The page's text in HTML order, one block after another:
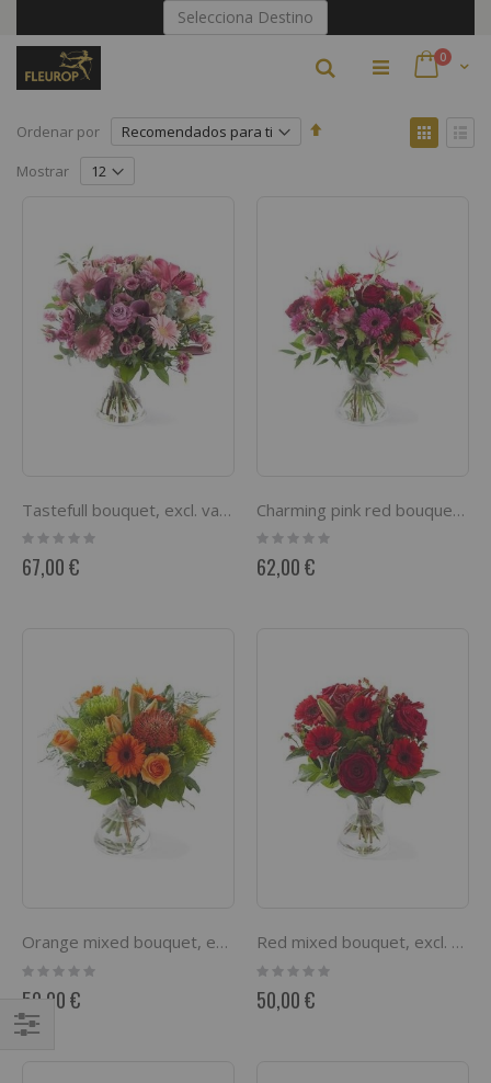
contenido
Selecciona Destino
Cart
0
Buscar
Ordenar por
Fijar
Mostrar
Tastefull bouquet, excl. vase
Rating:
0%
67,00 €
Charming pink red bouquet, excl. vase
Rating:
0%
62,00 €
Orange mixed bouquet, excl. vase
Rating:
0%
50,00 €
Red mixed bouquet, excl. vase
Rating:
0%
50,00 €